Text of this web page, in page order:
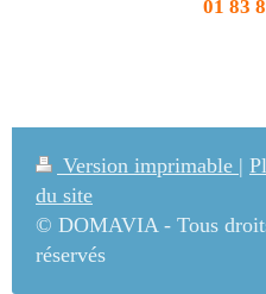
01 83
Version imprimable |
du site
© DOMAVIA - Tous
réservés